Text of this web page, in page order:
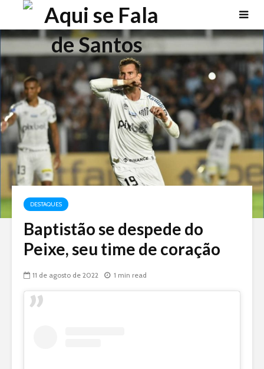
DESTAQUES
Baptistão se despede do
Peixe, seu time de coração
11 de agosto de 2022 1 min read